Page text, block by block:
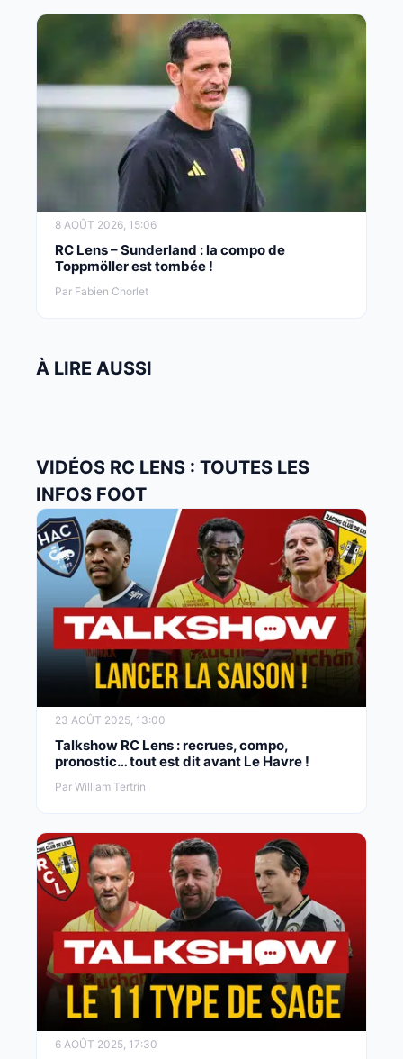
8 AOÛT 2026, 15:06
RC Lens – Sunderland : la compo de
Toppmöller est tombée !
Par Fabien Chorlet
À LIRE AUSSI
VIDÉOS RC LENS : TOUTES LES
INFOS FOOT
23 AOÛT 2025, 13:00
Talkshow RC Lens : recrues, compo,
pronostic… tout est dit avant Le Havre !
Par William Tertrin
6 AOÛT 2025, 17:30